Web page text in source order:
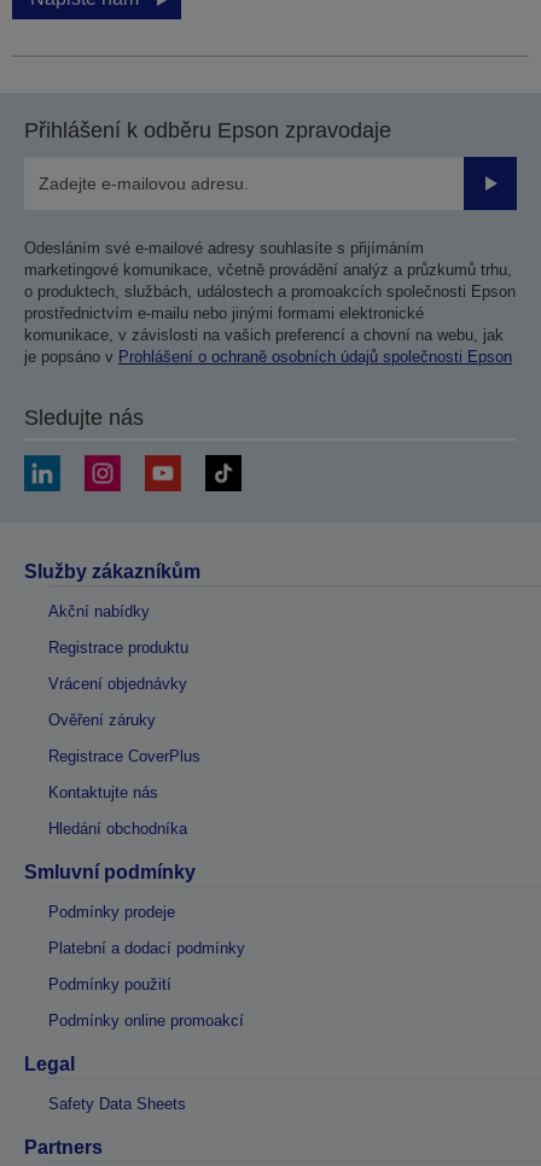
Přihlášení k odběru Epson zpravodaje
Odesláním své e-mailové adresy souhlasíte s přijímáním
marketingové komunikace, včetně provádění analýz a průzkumů trhu,
o produktech, službách, událostech a promoakcích společnosti Epson
prostřednictvím e-mailu nebo jinými formami elektronické
komunikace, v závislosti na vašich preferencí a chovní na webu, jak
je popsáno v Prohlášení o ochraně osobních údajů společnosti Epson
Sledujte nás
Služby zákazníkům
Akční nabídky
Registrace produktu
Vrácení objednávky
Ověření záruky
Registrace CoverPlus
Kontaktujte nás
Hledání obchodníka
Smluvní podmínky
Podmínky prodeje
Platební a dodací podmínky
Podmínky použití
Podmínky online promoakcí
Legal
Safety Data Sheets
Partners